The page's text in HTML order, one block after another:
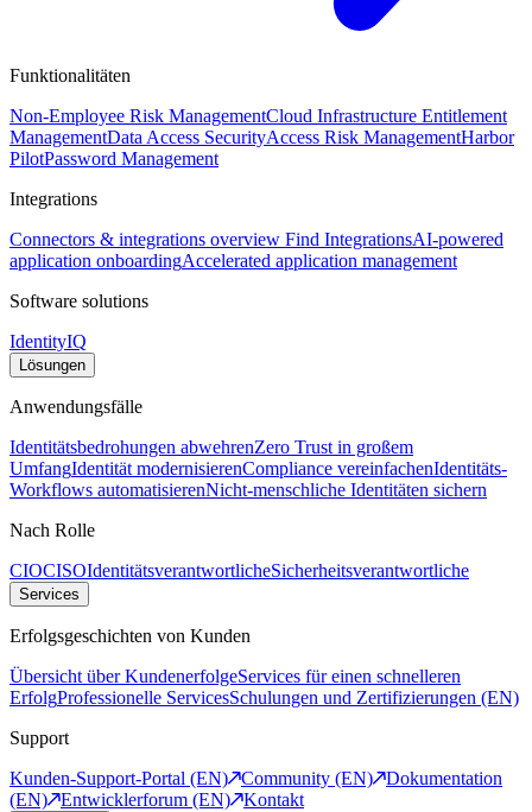
Funktionalitäten
Non-Employee Risk ManagementCloud Infrastructure Entitlement
ManagementData Access SecurityAccess Risk ManagementHarbor
PilotPassword Management
Integrations
Connectors & integrations overview Find IntegrationsAI-powered
application onboardingAccelerated application management
Software solutions
IdentityIQ
Lösungen
Anwendungsfälle
Identitätsbedrohungen abwehrenZero Trust in großem
UmfangIdentität modernisierenCompliance vereinfachenIdentitäts-
Workflows automatisierenNicht-menschliche Identitäten sichern
Nach Rolle
CIOCISOIdentitätsverantwortlicheSicherheitsverantwortliche
Services
Erfolgsgeschichten von Kunden
Übersicht über KundenerfolgeServices für einen schnelleren
ErfolgProfessionelle ServicesSchulungen und Zertifizierungen (EN)
Support
Kunden-Support-Portal (EN)
Community (EN)
Dokumentation
(EN)
Entwicklerforum (EN) Kontakt